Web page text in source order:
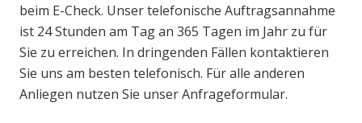
beim E-Check. Unser telefonische Auftragsannahme
ist 24 Stunden am Tag an 365 Tagen im Jahr zu für
Sie zu erreichen. In dringenden Fällen kontaktieren
Sie uns am besten telefonisch. Für alle anderen
Anliegen nutzen Sie unser Anfrageformular.